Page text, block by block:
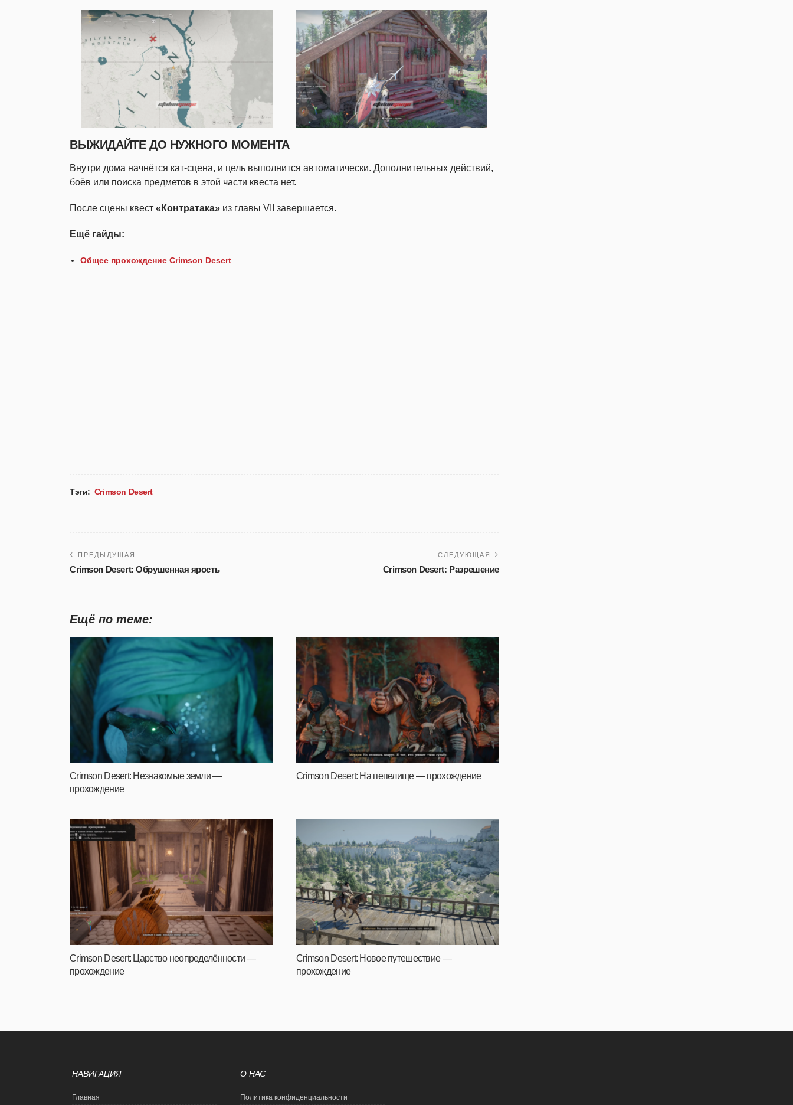
ВЫЖИДАЙТЕ ДО НУЖНОГО МОМЕНТА
Внутри дома начнётся кат-сцена, и цель выполнится автоматически. Дополнительных действий,
боёв или поиска предметов в этой части квеста нет.
После сцены квест «Контратака» из главы VII завершается.
Ещё гайды:
Общее прохождение Crimson Desert
Тэги: Crimson Desert
ПРЕДЫДУЩАЯ
Crimson Desert: Обрушенная ярость
СЛЕДУЮЩАЯ
Crimson Desert: Разрешение
Ещё по теме:
Crimson Desert: Незнакомые земли —
прохождение
Crimson Desert: На пепелище — прохождение
Crimson Desert: Царство неопределённости —
прохождение
Crimson Desert: Новое путешествие —
прохождение
НАВИГАЦИЯ
Главная
О НАС
Политика конфиденциальности